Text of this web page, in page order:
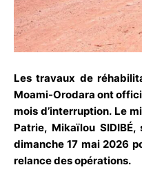
Les travaux de
Moami-Orodara ont
mois d’interruption. Le
Patrie, Mikaïlou
dimanche 17 mai 2026
relance des opérations.